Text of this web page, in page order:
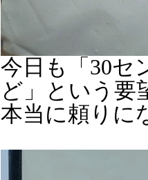
今日も「30セ
ど」という要
本当に頼りに